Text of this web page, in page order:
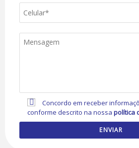
Concordo em receber
conforme descrito na nossapolítica